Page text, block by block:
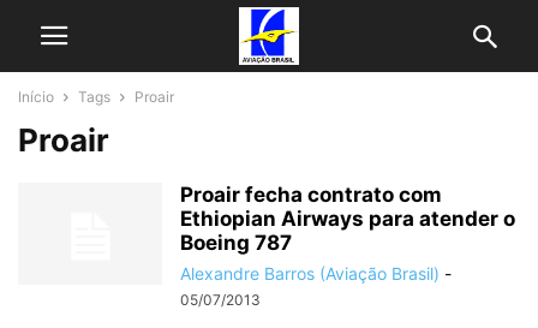
Início Tags Proair
Proair
Proair fecha contrato com
Ethiopian Airways para atender o
Boeing 787
Alexandre Barros (Aviação Brasil) -
05/07/2013